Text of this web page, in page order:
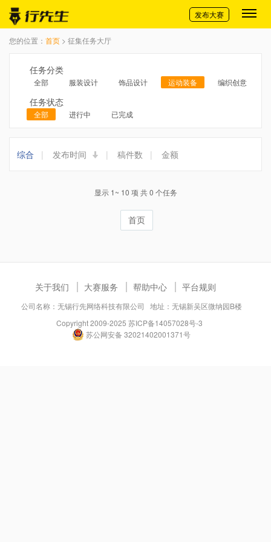
切换导航
发布大赛
您的位置： 首页 > 征集任务大厅
任务分类
全部 服装设计 饰品设计 运动装备 编织创意
任务状态
全部 进行中 已完成
综合 | 发布时间 | 稿件数 | 金额
显示 1~ 10 项 共 0 个任务
首页
关于我们 大赛服务 帮助中心 平台规则
公司名称：无锡行先网络科技有限公司 地址：无锡新吴区微纳园B楼
Copyright 2009-2025 苏ICP备14057028号-3
苏公网安备 32021402001371号